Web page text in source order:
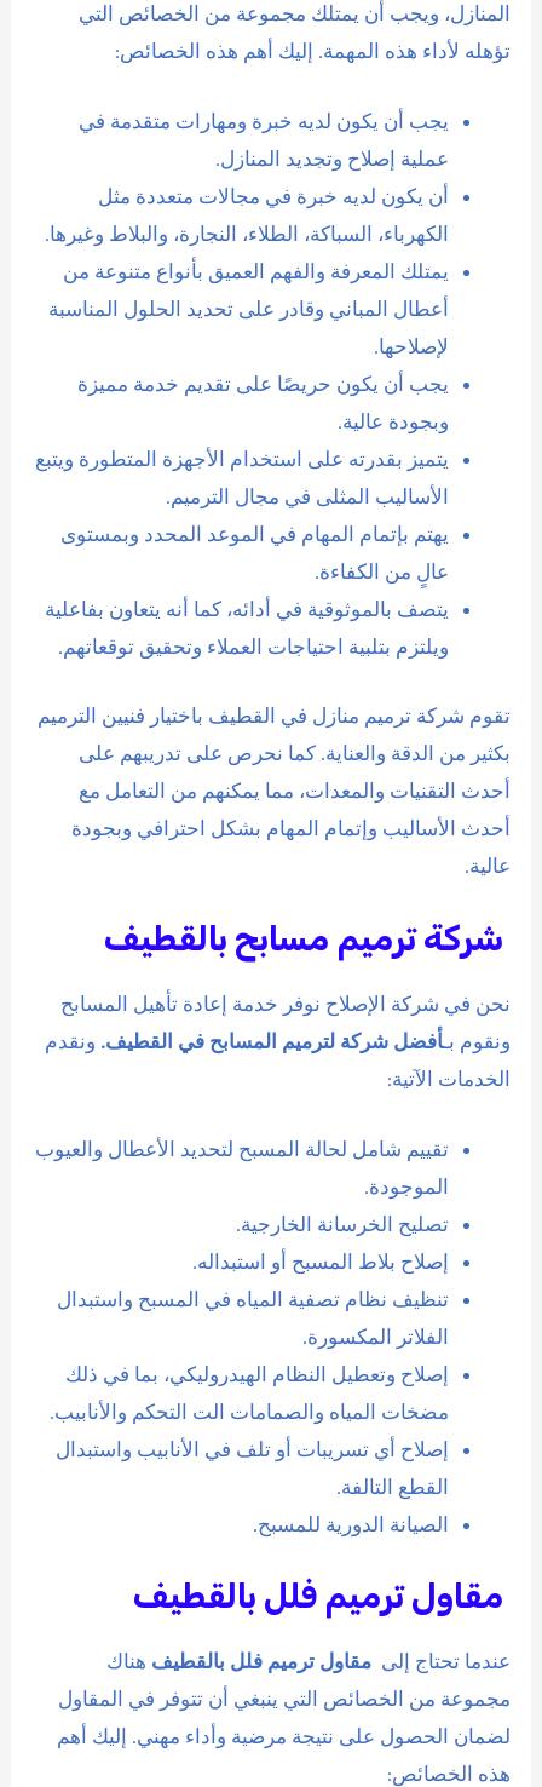
المنازل، ويجب أن يمتلك مجموعة من الخصائص التي
تؤهله لأداء هذه المهمة. إليك أهم هذه الخصائص:
يجب أن يكون لديه خبرة ومهارات متقدمة في
عملية إصلاح وتجديد المنازل.
أن يكون لديه خبرة في مجالات متعددة مثل
الكهرباء، السباكة، الطلاء، النجارة، والبلاط وغيرها.
يمتلك المعرفة والفهم العميق بأنواع متنوعة من
أعطال المباني وقادر على تحديد الحلول المناسبة
لإصلاحها.
يجب أن يكون حريصًا على تقديم خدمة مميزة
وبجودة عالية.
يتميز بقدرته على استخدام الأجهزة المتطورة ويتبع
الأساليب المثلى في مجال الترميم.
يهتم بإتمام المهام في الموعد المحدد وبمستوى
عالٍ من الكفاءة.
يتصف بالموثوقية في أدائه، كما أنه يتعاون بفاعلية
ويلتزم بتلبية احتياجات العملاء وتحقيق توقعاتهم.
تقوم شركة ترميم منازل في القطيف باختيار فنيين الترميم
بكثير من الدقة والعناية. كما نحرص على تدريبهم على
أحدث التقنيات والمعدات، مما يمكنهم من التعامل مع
أحدث الأساليب وإتمام المهام بشكل احترافي وبجودة
عالية.
شركة ترميم مسابح بالقطيف
نحن في شركة الإصلاح نوفر خدمة إعادة تأهيل المسابح
ونقوم بـأفضل شركة لترميم المسابح في القطيف. ونقدم
الخدمات الآتية:
تقييم شامل لحالة المسبح لتحديد الأعطال والعيوب
الموجودة.
تصليح الخرسانة الخارجية.
إصلاح بلاط المسبح أو استبداله.
تنظيف نظام تصفية المياه في المسبح واستبدال
الفلاتر المكسورة.
إصلاح وتعطيل النظام الهيدروليكي، بما في ذلك
مضخات المياه والصمامات الت التحكم والأنابيب.
إصلاح أي تسريبات أو تلف في الأنابيب واستبدال
القطع التالفة.
الصيانة الدورية للمسبح.
مقاول ترميم فلل بالقطيف
عندما تحتاج إلى مقاول ترميم فلل بالقطيف هناك
مجموعة من الخصائص التي ينبغي أن تتوفر في المقاول
لضمان الحصول على نتيجة مرضية وأداء مهني. إليك أهم
هذه الخصائص: